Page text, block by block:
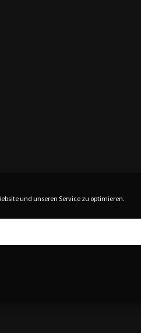
und unseren Service zu optimieren.